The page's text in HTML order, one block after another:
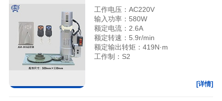
工作电压：AC220V
输入功率：580W
额定电流：2.6A
额定转速：5.9r/min
额定输出转矩：419N·m
工作制：S2
[详情]